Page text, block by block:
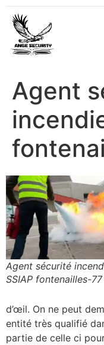
Agent
Agent sécurité
SSIAP fontenailles-77
d’œil. On ne peut
entité très qualifié
partie de celle ci